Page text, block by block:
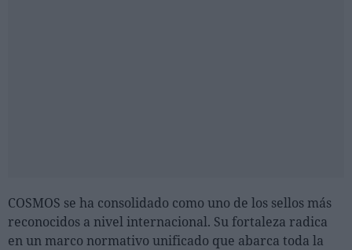
COSMOS se ha consolidado como uno de los sellos más
reconocidos a nivel internacional. Su fortaleza radica
en un marco normativo unificado que abarca toda la